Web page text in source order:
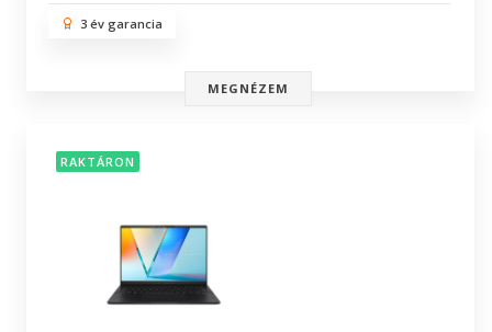
3 év garancia
MEGNÉZEM
RAKTÁRON